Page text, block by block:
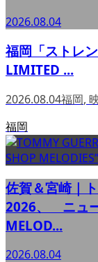
2026.08.04
福岡「ストレ
LIMITED ...
2026.08.04福岡,
福岡
佐賀＆宮崎｜
2026、 ニュ
MELOD...
2026.08.04